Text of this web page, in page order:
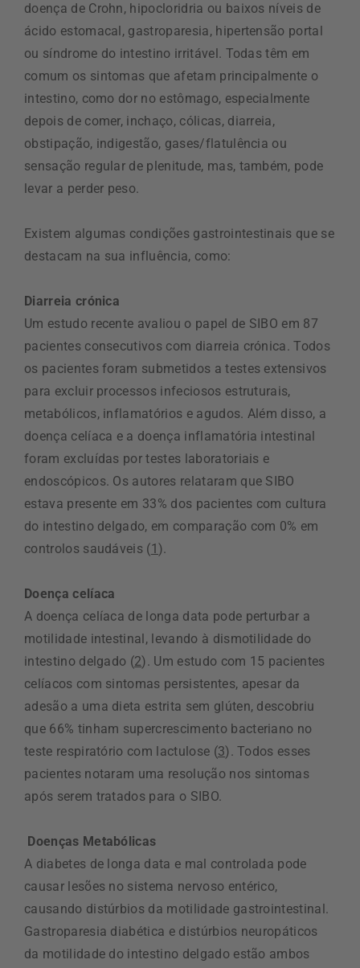
doença de Crohn, hipocloridria ou baixos níveis de
ácido estomacal, gastroparesia, hipertensão portal
ou síndrome do intestino irritável. Todas têm em
comum os sintomas que afetam principalmente o
intestino, como dor no estômago, especialmente
depois de comer, inchaço, cólicas, diarreia,
obstipação, indigestão, gases/flatulência ou
sensação regular de plenitude, mas, também, pode
levar a perder peso.
Existem algumas condições gastrointestinais que se
destacam na sua influência, como:
Diarreia crónica
Um estudo recente avaliou o papel de SIBO em 87
pacientes consecutivos com diarreia crónica. Todos
os pacientes foram submetidos a testes extensivos
para excluir processos infeciosos estruturais,
metabólicos, inflamatórios e agudos. Além disso, a
doença celíaca e a doença inflamatória intestinal
foram excluídas por testes laboratoriais e
endoscópicos. Os autores relataram que SIBO
estava presente em 33% dos pacientes com cultura
do intestino delgado, em comparação com 0% em
controlos saudáveis (1 ).
Doença celíaca
A doença celíaca de longa data pode perturbar a
motilidade intestinal, levando à dismotilidade do
intestino delgado (2). Um estudo com 15 pacientes
celíacos com sintomas persistentes, apesar da
adesão a uma dieta estrita sem glúten, descobriu
que 66% tinham supercrescimento bacteriano no
teste respiratório com lactulose (3). Todos esses
pacientes notaram uma resolução nos sintomas
após serem tratados para o SIBO.
Doenças Metabólicas
A diabetes de longa data e mal controlada pode
causar lesões no sistema nervoso entérico,
causando distúrbios da motilidade gastrointestinal.
Gastroparesia diabética e distúrbios neuropáticos
da motilidade do intestino delgado estão ambos